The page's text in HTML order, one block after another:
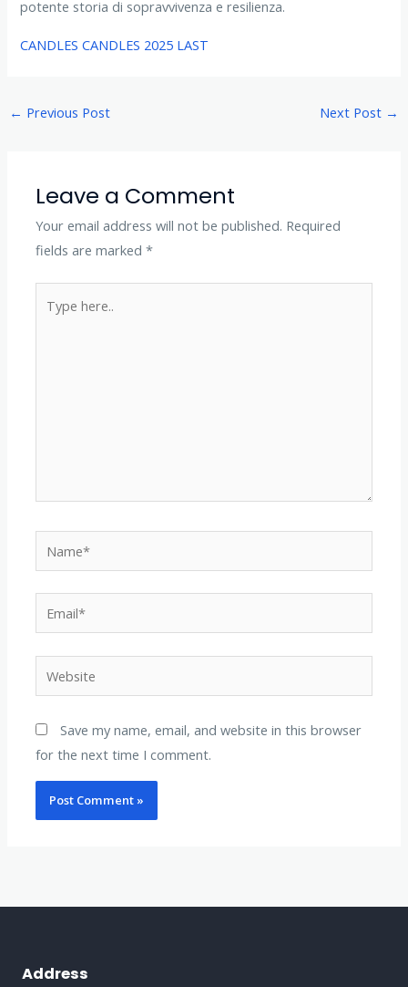
potente storia di sopravvivenza e resilienza.
CANDLES CANDLES 2025 LAST
← Previous Post Next Post →
Leave a Comment
Your email address will not be published. Required
fields are marked*
here..
Save my name, email, and website in this browser
for the next time I comment.
Address